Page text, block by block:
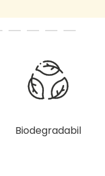
Biodegradabil